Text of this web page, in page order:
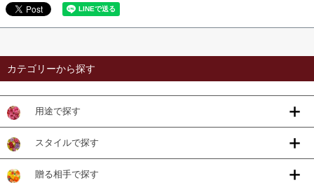
カテゴリーから探す
用途で探す
スタイルで探す
贈る相手で探す